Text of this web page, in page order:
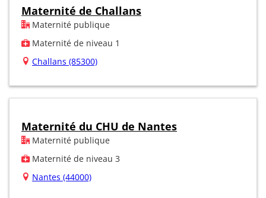
Maternité de Challans
Maternité publique
Maternité de niveau 1
Challans (85300)
Maternité du CHU de Nantes
Maternité publique
Maternité de niveau 3
Nantes (44000)